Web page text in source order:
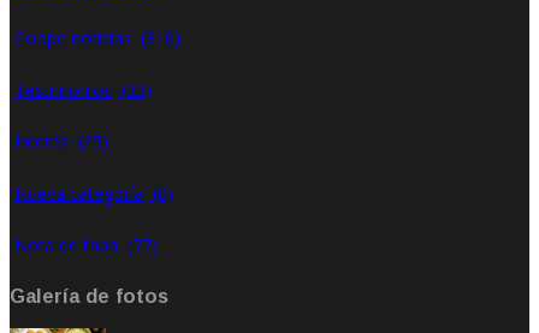
Coope noticias (310)
Testimonios (33)
Interés (25)
Nueva categoría (0)
Nota de tapa (77)
Galería de fotos